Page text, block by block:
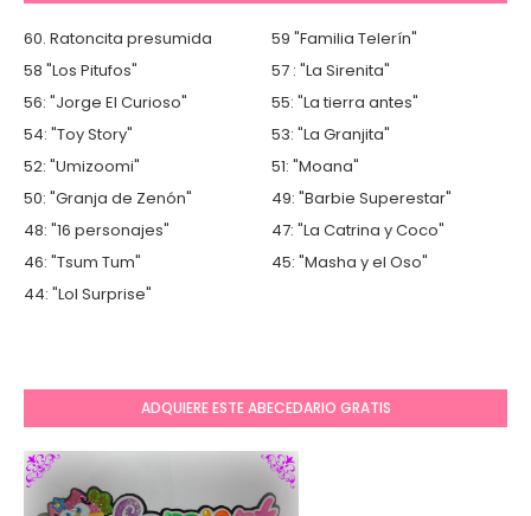
60. Ratoncita presumida
59 "Familia Telerín"
58 "Los Pitufos"
57 : "La Sirenita"
56: "Jorge El Curioso"
55: "La tierra antes"
54: "Toy Story"
53: "La Granjita"
52: "Umizoomi"
51: "Moana"
50: "Granja de Zenón"
49: "Barbie Superestar"
48: "16 personajes"
47: "La Catrina y Coco"
46: "Tsum Tum"
45: "Masha y el Oso"
44: "Lol Surprise"
ADQUIERE ESTE ABECEDARIO GRATIS